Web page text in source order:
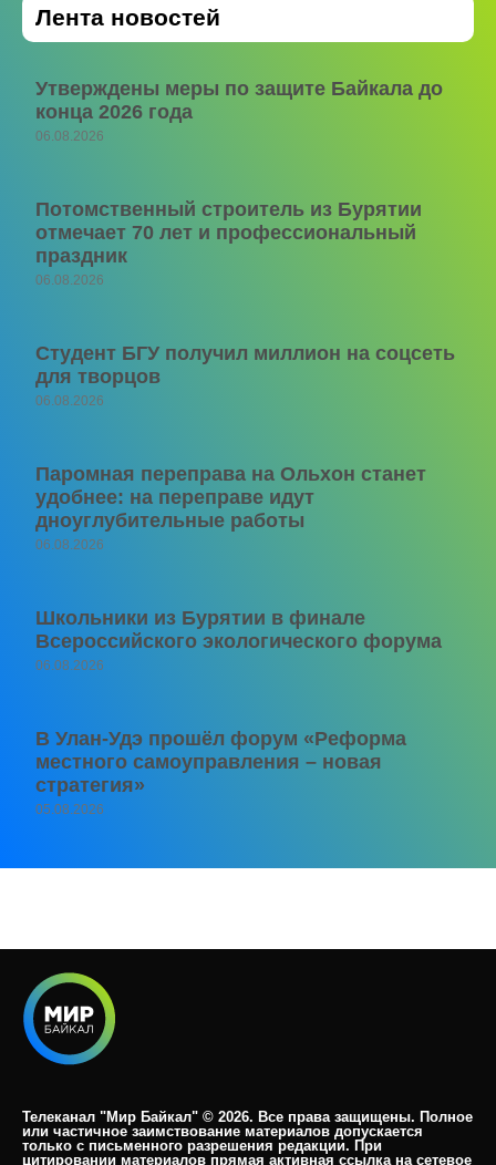
Лента новостей
Утверждены меры по защите Байкала до
конца 2026 года
06.08.2026
Потомственный строитель из Бурятии
отмечает 70 лет и профессиональный
праздник
06.08.2026
Студент БГУ получил миллион на соцсеть
для творцов
06.08.2026
Паромная переправа на Ольхон станет
удобнее: на переправе идут
дноуглубительные работы
06.08.2026
Школьники из Бурятии в финале
Всероссийского экологического форума
06.08.2026
В Улан-Удэ прошёл форум «Реформа
местного самоуправления – новая
стратегия»
05.08.2026
Телеканал "Мир Байкал" © 2026. Все права защищены. Полное
или частичное заимствование материалов допускается
только с письменного разрешения редакции. При
цитировании материалов прямая активная ссылка на сетевое